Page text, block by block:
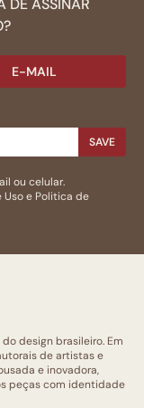
DE ASSINAR
E-MAIL
SAVE
ou celular.
Usoe Politica de
design brasileiro. Em
de artistas e
e inovadora,
peças com identidade